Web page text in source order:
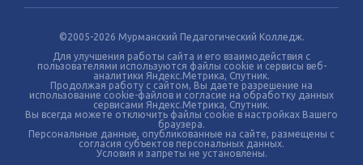
©2005-2026 Мурманский Педагогический Колледж.
Для улучшения работы сайта и его взаимодействия с
пользователями используются файлы cookie и сервисы веб-
аналитики Яндекс.Метрика, Спутник.
Продолжая работу с сайтом, Вы даете разрешение на
использование cookie-файлов и согласие на обработку данных
сервисами Яндекс.Метрика, Спутник.
Вы всегда можете отключить файлы cookie в настройках Вашего
браузера.
Персональные данные, опубликованные на сайте, размещены с
согласия субъектов персональных данных.
Условия и запреты не установлены.